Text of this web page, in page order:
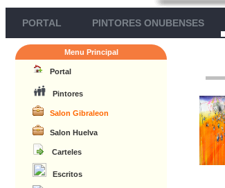
PORTAL PINTORES ONUBENSES
Menu Principal
Portal
Pintores
Salon Gibraleon
Salon Huelva
Carteles
Escritos